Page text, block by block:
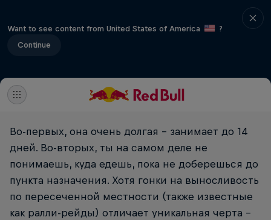
Want to see content from United States of America
?
Continue
Во-первых, она очень долгая – занимает до 14
дней. Во-вторых, ты на самом деле не
понимаешь, куда едешь, пока не доберешься до
пункта назначения. Хотя гонки на выносливость
по пересеченной местности (также известные
как ралли-рейды) отличает уникальная черта –